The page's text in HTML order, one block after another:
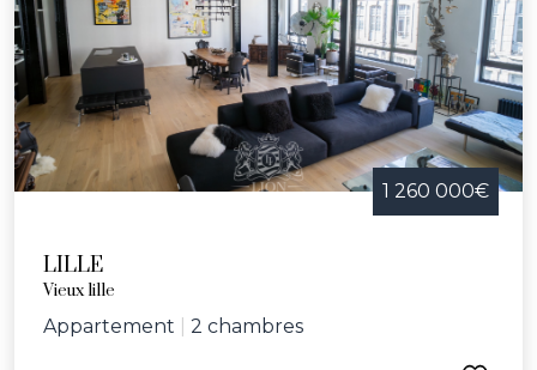
1 260 000€
LILLE
Vieux lille
Appartement 2 chambres